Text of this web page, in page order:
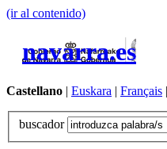
(ir al contenido)
navarra.es
Castellano | Euskara | Français |
buscador